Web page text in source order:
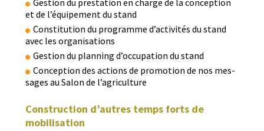
et de l’équipement du stand
Con­sti­tu­tion du pro­gramme d’activités du stand
avec les organisations
Ges­tion du plan­ning d’occupation du stand
Con­cep­tion des actions de pro­mo­tion de nos mes­
sages au Salon de l’agriculture
Construction d’autres temps forts de
mobilisation